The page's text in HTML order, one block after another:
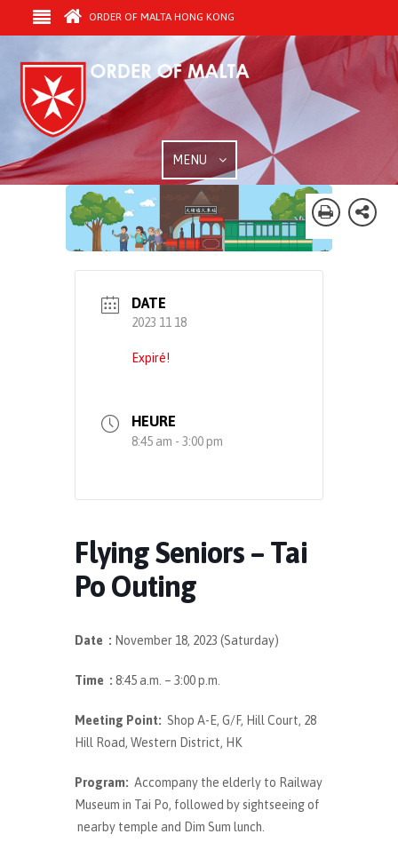
ORDER OF MALTA HONG KONG
MENU
DATE
2023 11 18
Expiré!
HEURE
8:45 am - 3:00 pm
Flying Seniors – Tai
Po Outing
Date : November 18, 2023 (Saturday)
Time : 8:45 a.m. – 3:00 p.m.
Meeting Point: Shop A-E, G/F, Hill Court, 28
Hill Road, Western District, HK
Program: Accompany the elderly to Railway
Museum in Tai Po, followed by sightseeing of
nearby temple and Dim Sum lunch.